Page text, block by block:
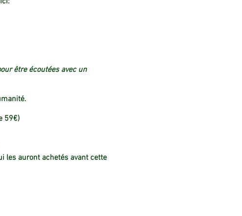
être écoutées avec un
59€)
les auront achetés avant cette